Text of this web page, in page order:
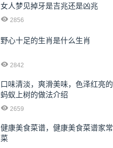
女人梦见掉牙是吉兆还是凶兆
2856
野心十足的生肖是什么生肖
2842
口味清淡，爽滑美味，色泽红亮的
蚂蚁上树的做法介绍
2659
健康美食菜谱，健康美食菜谱家常
菜